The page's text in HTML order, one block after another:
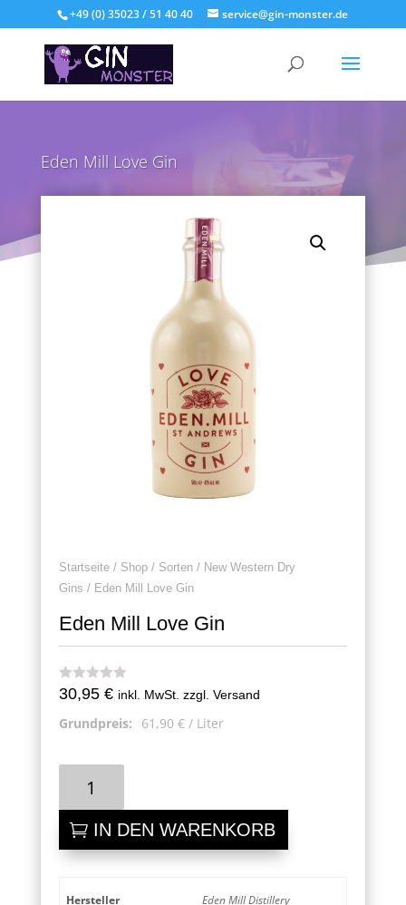
+49 (0) 35023 / 51 40 40 service@gin-monster.de
Eden Mill Love Gin
Startseite/ Shop/ Sorten/ New Western Dry
Gins / Eden Mill Love Gin
Eden Mill Love Gin
30,95 € inkl. MwSt. zzgl. Versand
Grundpreis: 61,90 €/ Liter
Gin
Menge
IN DEN WARENKORB
Hersteller Eden Mill Distillery